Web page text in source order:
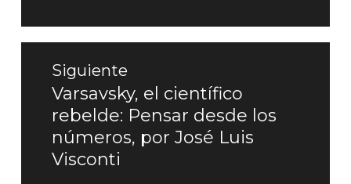
Siguiente
Entrada
siguiente:
Varsavsky, el científico
rebelde: Pensar desde los
números, por José Luis
Visconti